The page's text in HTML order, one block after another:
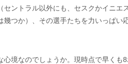
セントラル以外にも、セスクかイニエ
幾つか）、その選手たちを力いっぱい
境なのでしょうか。現時点で早くも